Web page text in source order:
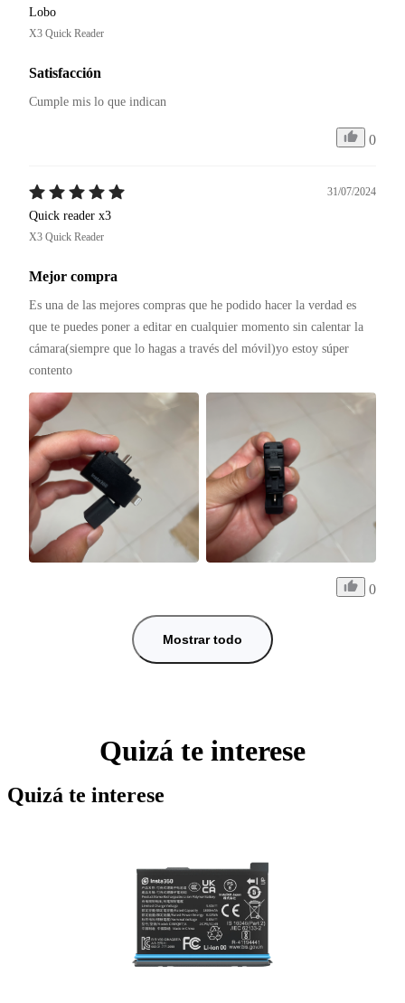
Lobo
X3 Quick Reader
Satisfacción
Cumple mis lo que indican
0
31/07/2024
Quick reader x3
X3 Quick Reader
Mejor compra
Es una de las mejores compras que he podido hacer la verdad es
que te puedes poner a editar en cualquier momento sin calentar la
cámara(siempre que lo hagas a través del móvil)yo estoy súper
contento
0
Mostrar todo
Quizá te interese
Quizá te interese